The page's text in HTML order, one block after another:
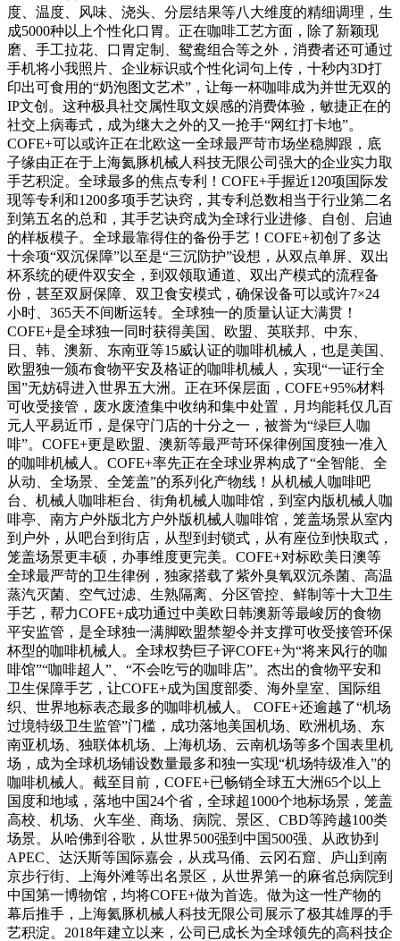
度、温度、风味、浇头、分层结果等八大维度的精细调理，生
成5000种以上个性化口胃。正在咖啡工艺方面，除了新颖现
磨、手工拉花、口胃定制、鸳鸯组合等之外，消费者还可通过
手机将小我照片、企业标识或个性化词句上传，十秒内3D打
印出可食用的“奶泡图文艺术”，让每一杯咖啡成为并世无双的
IP文创。这种极具社交属性取文娱感的消费体验，敏捷正在的
社交上病毒式，成为继大之外的又一抢手“网红打卡地”。
COFE+可以或许正在北欧这一全球最严苛市场坐稳脚跟，底
子缘由正在于上海氦豚机械人科技无限公司强大的企业实力取
手艺积淀。全球最多的焦点专利！COFE+手握近120项国际发
现等专利和1200多项手艺诀窍，其专利总数相当于行业第二名
到第五名的总和，其手艺诀窍成为全球行业进修、自创、启迪
的样板模子。全球最靠得住的备份手艺！COFE+初创了多达
十余项“双沉保障”以至是“三沉防护”设想，从双点单屏、双出
杯系统的硬件双安全，到双领取通道、双出产模式的流程备
份，甚至双厨保障、双卫食安模式，确保设备可以或许7×24
小时、365天不间断运转。全球独一的质量认证大满贯！
COFE+是全球独一同时获得美国、欧盟、英联邦、中东、
日、韩、澳新、东南亚等15威认证的咖啡机械人，也是美国、
欧盟独一颁布食物平安及格证的咖啡机械人，实现“一证行全
国”无妨碍进入世界五大洲。正在环保层面，COFE+95%材料
可收受接管，废水废渣集中收纳和集中处置，月均能耗仅几百
元人平易近币，是保守门店的十分之一，被誉为“绿巨人咖
啡”。COFE+更是欧盟、澳新等最严苛环保律例国度独一准入
的咖啡机械人。COFE+率先正在全球业界构成了“全智能、全
从动、全场景、全笼盖”的系列化产物线！从机械人咖啡吧
台、机械人咖啡柜台、街角机械人咖啡馆，到室内版机械人咖
啡亭、南方户外版北方户外版机械人咖啡馆，笼盖场景从室内
到户外，从吧台到街店，从型到封锁式，从有座位到快取式，
笼盖场景更丰硕，办事维度更完美。COFE+对标欧美日澳等
全球最严苛的卫生律例，独家搭载了紫外臭氧双沉杀菌、高温
蒸汽灭菌、空气过滤、生熟隔离、分区管控、鲜制等十大卫生
手艺，帮力COFE+成功通过中美欧日韩澳新等最峻厉的食物
平安监管，是全球独一满脚欧盟禁塑令并支撑可收受接管环保
杯型的咖啡机械人。全球权势巨子评COFE+为“将来风行的咖
啡馆”“咖啡超人”、“不会吃亏的咖啡店”。杰出的食物平安和
卫生保障手艺，让COFE+成为国度部委、海外皇室、国际组
织、世界地标表态最多的咖啡机械人。 COFE+还逾越了“机场
过境特级卫生监管”门槛，成功落地美国机场、欧洲机场、东
南亚机场、独联体机场、上海机场、云南机场等多个国表里机
场，成为全球机场铺设数量最多和独一实现“机场特级准入”的
咖啡机械人。截至目前，COFE+已畅销全球五大洲65个以上
国度和地域，落地中国24个省，全球超1000个地标场景，笼盖
高校、机场、火车坐、商场、病院、景区、CBD等跨越100类
场景。从哈佛到谷歌，从世界500强到中国500强、从政协到
APEC、达沃斯等国际嘉会，从戎马俑、云冈石窟、庐山到南
京步行街、上海外滩等出名景区，从世界第一的麻省总病院到
中国第一博物馆，均将COFE+做为首选。做为这一性产物的
幕后推手，上海氦豚机械人科技无限公司展示了极其雄厚的手
艺积淀。2018年建立以来，公司已成长为全球领先的高科技企